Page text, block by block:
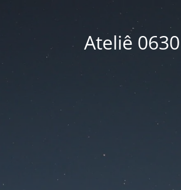
Ateliê 0630